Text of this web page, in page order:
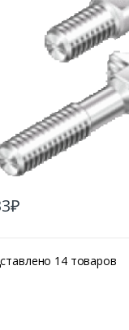
₽
14 товаров